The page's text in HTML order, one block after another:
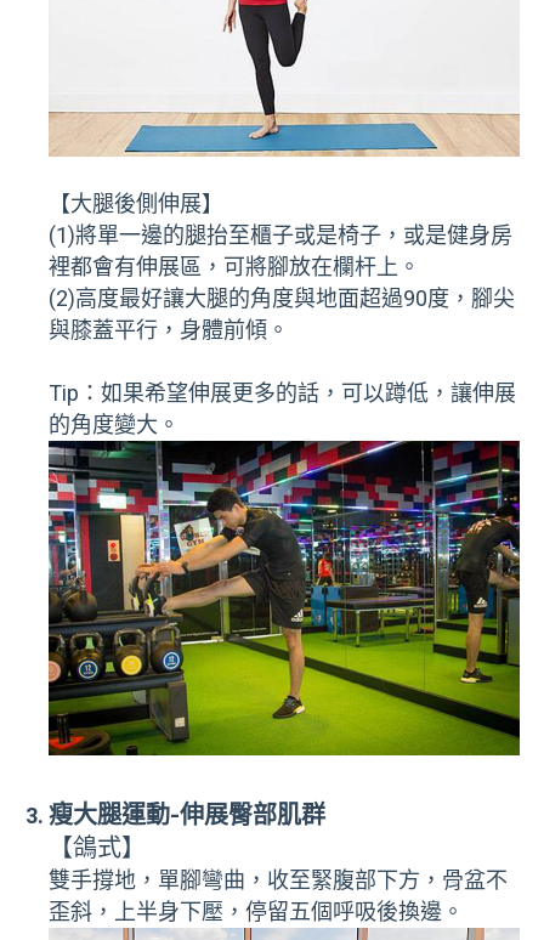
【大腿後側伸展】
(1)將單一邊的腿抬至櫃子或是椅子，或是健身房
裡都會有伸展區，可將腳放在欄杆上。
(2)高度最好讓大腿的角度與地面超過90度，腳尖
與膝蓋平行，身體前傾。
Tip：如果希望伸展更多的話，可以蹲低，讓伸展
的角度變大。
瘦大腿運動-伸展臀部肌群
【鴿式】
雙手撐地，單腳彎曲，收至緊腹部下方，骨盆不
歪斜，上半身下壓，停留五個呼吸後換邊。